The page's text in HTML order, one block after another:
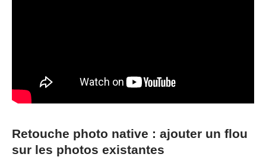
Retouche photo native : ajouter un flou
sur les photos existantes